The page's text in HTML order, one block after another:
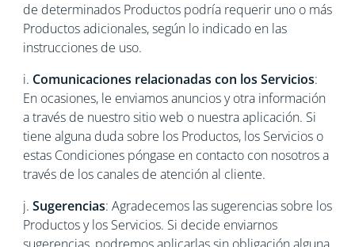
de determinados Productos podría requerir uno o más
Productos adicionales, según lo indicado en las
instrucciones de uso.
i. Comunicaciones relacionadas con los Servicios:
En ocasiones, le enviamos anuncios y otra información
a través de nuestro sitio web o nuestra aplicación. Si
tiene alguna duda sobre los Productos, los Servicios o
estas Condiciones póngase en contacto con nosotros a
través de los canales de atención al cliente.
j. Sugerencias: Agradecemos las sugerencias sobre los
Productos y los Servicios. Si decide enviarnos